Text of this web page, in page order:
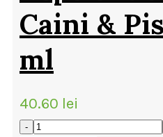
Caini &
ml
40.60 lei